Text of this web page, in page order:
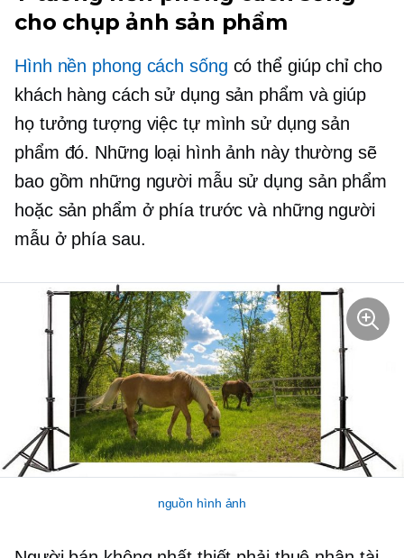
cho chụp ảnh sản phẩm
Hình nền phong cách sống có thể giúp chỉ cho
khách hàng cách sử dụng sản phẩm và giúp
họ tưởng tượng việc tự mình sử dụng sản
phẩm đó. Những loại hình ảnh này thường sẽ
bao gồm những người mẫu sử dụng sản phẩm
hoặc sản phẩm ở phía trước và những người
mẫu ở phía sau.
nguồn hình ảnh